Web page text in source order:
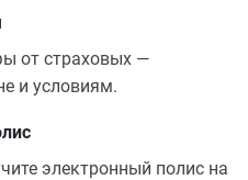
от страховых —
и условиям.
электронный полис на